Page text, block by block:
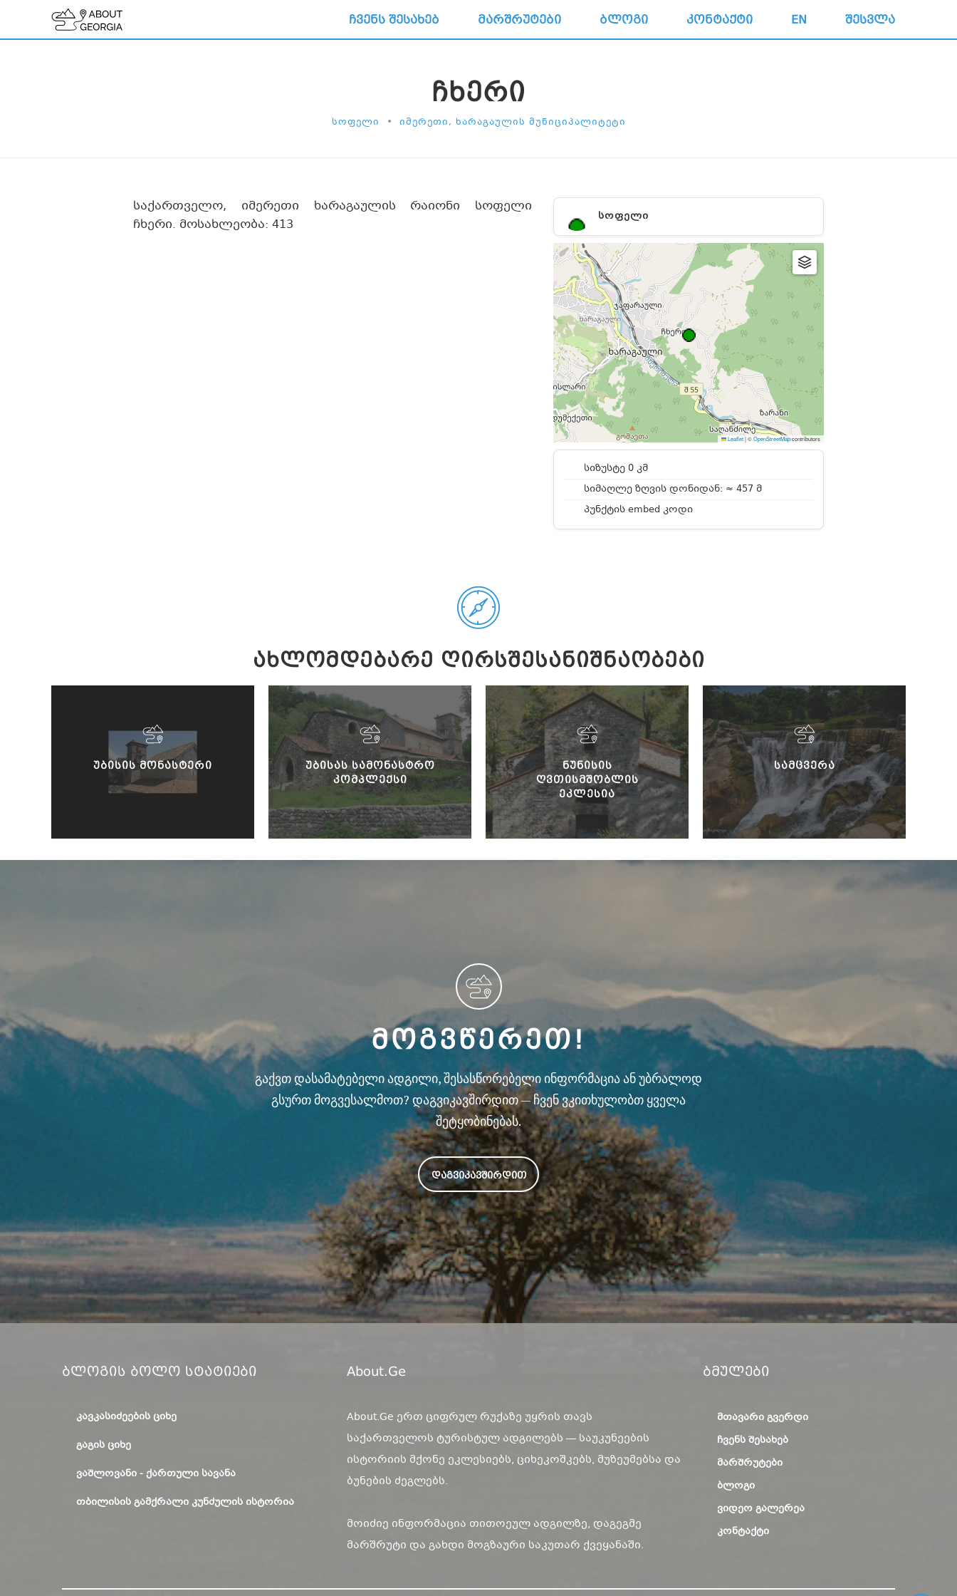
ᲩᲕᲔᲜᲡ ᲨᲔᲡᲐᲮᲔᲑ ᲛᲐᲠᲨᲠᲣᲢᲔᲑᲘ ᲑᲚᲝᲒᲘ ᲙᲝᲜᲢᲐᲥᲢᲘ EN ᲨᲔᲡᲕᲚᲐ
ᲩᲮᲔᲠᲘ
ᲡᲝᲤᲔᲚᲘ • ᲘᲛᲔᲠᲔᲗᲘ, ᲮᲐᲠᲐᲒᲐᲣᲚᲘᲡ ᲛᲣᲜᲘᲪᲘᲞᲐᲚᲘᲢᲔᲢᲘ
ᲡᲝᲤᲔᲚᲘ
Leaflet|©OpenStreetMapcontributors
სიზუსტე 0 კმ
სიმაღლე ზღვის დონიდან: ≈ 457 მ
პუნქტის embed კოდი
საქართველო, იმერეთი ხარაგაულის რაიონი სოფელი
ჩხერი. მოსახლეობა: 413
ᲐᲮᲚᲝᲛᲓᲔᲑᲐᲠᲔ ᲦᲘᲠᲡᲨᲔᲡᲐᲜᲘᲨᲜᲐᲝᲑᲔᲑᲘ
ᲣᲑᲘᲡᲘᲡ ᲛᲝᲜᲐᲡᲢᲔᲠᲘ
ᲣᲑᲘᲡᲐᲡ ᲡᲐᲛᲝᲜᲐᲡᲢᲠᲝ
ᲙᲝᲛᲞᲚᲔᲥᲡᲘ
ᲜᲣᲜᲘᲡᲘᲡ
ᲦᲕᲗᲘᲡᲛᲨᲝᲑᲚᲘᲡ
ᲔᲙᲚᲔᲡᲘᲐ
ᲡᲐᲛᲪᲕᲔᲠᲐ
ᲛᲝᲒᲕᲬᲔᲠᲔᲗ!
გაქვთ დასამატებელი ადგილი, შესასწორებელი ინფორმაცია ან უბრალოდ
გსურთ მოგვესალმოთ? დაგვიკავშირდით — ჩვენ ვკითხულობთ ყველა
შეტყობინებას.
ᲓᲐᲒᲕᲘᲙᲐᲕᲨᲘᲠᲓᲘᲗ
Ბლოგის Ბოლო Სტატიები
ᲙᲐᲕᲙᲐᲡᲘᲫᲔᲔᲑᲘᲡ ᲪᲘᲮᲔ
ᲒᲐᲒᲘᲡ ᲪᲘᲮᲔ
ᲕᲐᲨᲚᲝᲕᲐᲜᲘ - ᲥᲐᲠᲗᲣᲚᲘ ᲡᲐᲕᲐᲜᲐ
ᲗᲑᲘᲚᲘᲡᲘᲡ ᲒᲐᲛᲥᲠᲐᲚᲘ ᲙᲣᲜᲫᲣᲚᲘᲡ ᲘᲡᲢᲝᲠᲘᲐ
About.ge
About.Ge ერთ ციფრულ რუქაზე უყრის თავს
საქართველოს ტურისტულ ადგილებს — საუკუნეების
ისტორიის მქონე ეკლესიებს, ციხეკოშკებს, მუზეუმებსა და
ბუნების ძეგლებს.
მოიძიე ინფორმაცია თითოეულ ადგილზე, დაგეგმე
მარშრუტი და გახდი მოგზაური საკუთარ ქვეყანაში.
Ბმულები
ᲛᲗᲐᲕᲐᲠᲘ ᲒᲕᲔᲠᲓᲘ
ᲩᲕᲔᲜᲡ ᲨᲔᲡᲐᲮᲔᲑ
ᲛᲐᲠᲨᲠᲣᲢᲔᲑᲘ
ᲑᲚᲝᲒᲘ
ᲕᲘᲓᲔᲝ ᲒᲐᲚᲔᲠᲔᲐ
ᲙᲝᲜᲢᲐᲥᲢᲘ